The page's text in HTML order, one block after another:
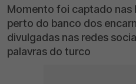
Momento foi captado nas
perto do banco dos
divulgadas nas redes
palavras do turco